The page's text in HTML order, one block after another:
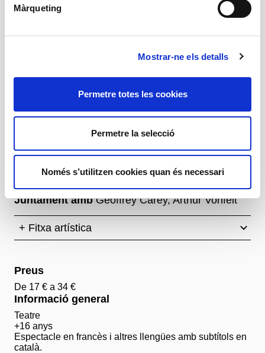
Màrqueting
Mostrar-ne els detalls
Permetre totes les cookies
Permetre la selecció
Només s’utilitzen cookies quan és necessari
Marcial Di Fonzo Bo
Col·laboració en la direcció i la dramatúrgia
Marianne Ségol
Amb l’Académie Européenne - Angers:Olga
Abolina, Amada Bokesa, Manuela Beltrán
Julien Lewkowicz, Nathan Moreira, Miguel Peña
Novo, Dylan Poletti, Lucas Resende, Charles
Tuyizere
Juntament ambGeoffrey Carey, Arthur Vonfelt
+ Fitxa artística
Preus
De 17 € a 34 €
Informació general
Teatre
+16 anys
Espectacle en francès i altres llengües amb subtítols en
català.